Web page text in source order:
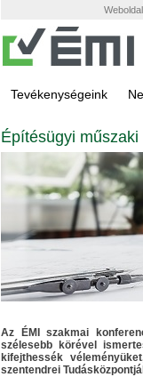
Tevékenységeink
Építésügyi
Az ÉMI szakmai
szélesebb körével
kifejthessék
szentendrei